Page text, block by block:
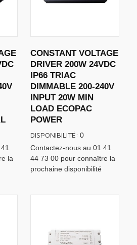
la
CONSTANT VOLTAGE
DRIVER 200W 24VDC
IP66 TRIAC
DIMMABLE 200-240V
INPUT 20W MIN
LOAD ECOPAC
POWER
Contactez-nous au 01 41
44 73 00 pour connaître la
prochaine disponibilité
DISPONIBILITÉ: 0